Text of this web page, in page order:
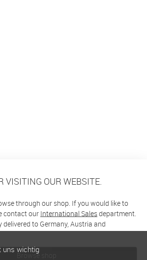
VISITING OUR WEBSITE.
through our shop. If you would like to
contact our International Salesdepartment.
delivered to Germany, Austria and
Browse shop
uns wichtig